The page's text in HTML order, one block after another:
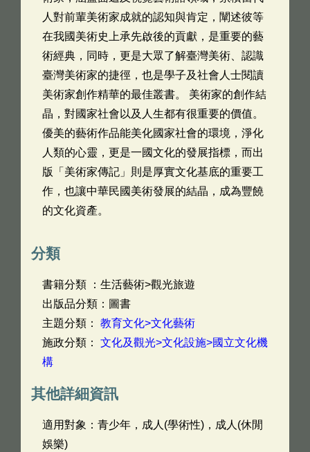
人對前輩美術家成就的認知與肯定，闡述彼等
在我國美術史上承先啟後的貢獻，是重要的藝
術經典，同時，更是大眾了解臺灣美術、認識
臺灣美術家的捷徑，也是學子及社會人士閱讀
美術家創作精華的最佳叢書。 美術家的創作結
晶，對國家社會以及人生都有很重要的價值。
優美的藝術作品能美化國家社會的環境，淨化
人類的心靈，更是一國文化的發展指標，而出
版「美術家傳記」則是厚實文化基底的重要工
作，也讓中華民國美術發展的結晶，成為豐饒
的文化資產。
分類
書籍分類 ：生活藝術>觀光旅遊
出版品分類：圖書
主題分類： 教育文化>文化藝術
施政分類： 文化及觀光>文化設施>國立文化機
構
其他詳細資訊
適用對象：青少年，成人(學術性)，成人(休閒
娛樂)